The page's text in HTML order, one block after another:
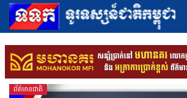
ព័ត៌មានជាតិ